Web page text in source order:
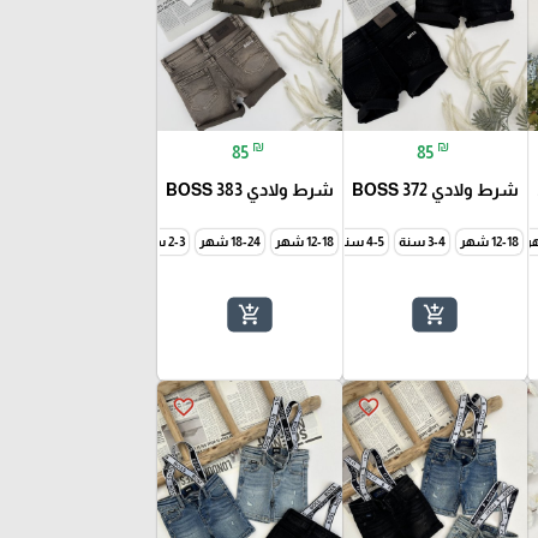
9-12 شهر
85 ₪
شرط ولادي BOSS 372
12-18 شهر 3-4 سنة ‏4-5 سنة
add_shopping_cart
85 ₪
شرط ولادي BOSS 383
12-18 شهر 18-24 شهر ‏2-3 سنة
add_shopping_cart
favorite_border
favorite_border